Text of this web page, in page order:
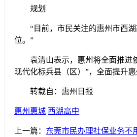
规划
“目前，市民关注的惠州市西
位。”
袁清山表示，惠州将全面推进
现代化标兵县（区）”，全面提升
转载自：惠州日报
惠州惠城 西湖高中
上一篇： 东莞市民办理社保业务不